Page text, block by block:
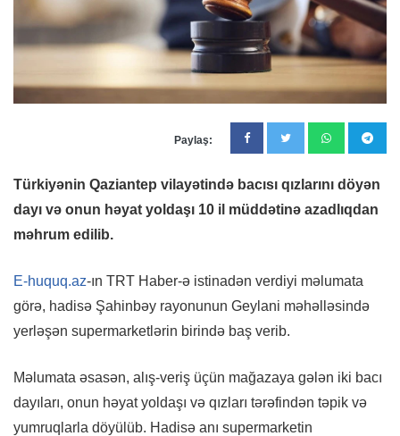
Paylaş:
Türkiyənin Qaziantep vilayətində bacısı qızlarını döyən
dayı və onun həyat yoldaşı 10 il müddətinə azadlıqdan
məhrum edilib.
E-huquq.az-ın TRT Haber-ə istinadən verdiyi məlumata
görə, hadisə Şahinbəy rayonunun Geylani məhəlləsində
yerləşən supermarketlərin birində baş verib.
Məlumata əsasən, alış-veriş üçün mağazaya gələn iki bacı
dayıları, onun həyat yoldaşı və qızları tərəfindən təpik və
yumruqlarla döyülüb. Hadisə anı supermarketin